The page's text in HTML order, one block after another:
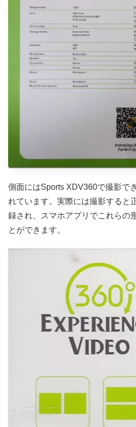
側面にはSports XDV360で撮影で
れています。実際には撮影すると
録され、スマホアプリでこれらの
とができます。